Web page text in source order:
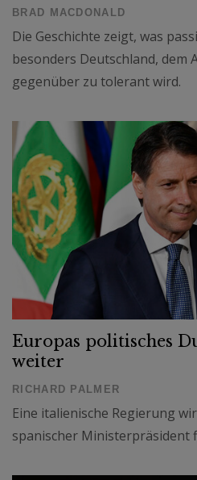
BRAD MACDONALD
Die Geschichte zeigt, was
besonders Deutschland, dem
gegenüber zu tolerant wird.
Europas politisches
weiter
RICHARD PALMER
Eine italienische Regierung
spanischer Ministerpräsident